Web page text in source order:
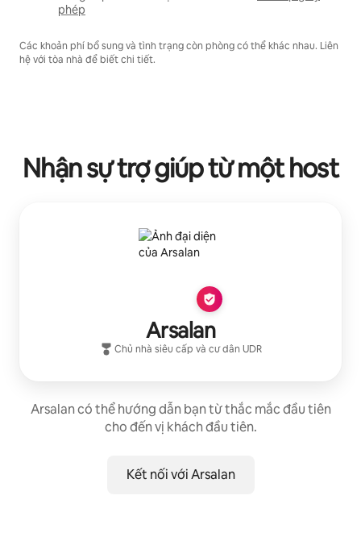
phép
Các khoản phí bổ sung và tình trạng còn phòng có thể khác nhau. Liên
hệ với tòa nhà để biết chi tiết.
Nhận sự trợ giúp từ một host
Arsalan
Chủ nhà siêu cấp và cư dân UDR
Arsalan có thể hướng dẫn bạn từ thắc mắc đầu tiên
cho đến vị khách đầu tiên.
Kết nối với Arsalan